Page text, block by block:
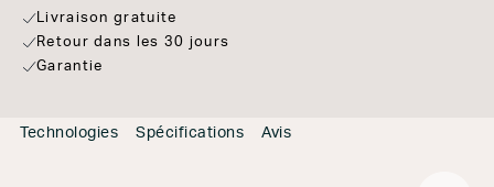
Livraison gratuite
Retour dans les 30 jours
Garantie
Technologies Spécifications Avis